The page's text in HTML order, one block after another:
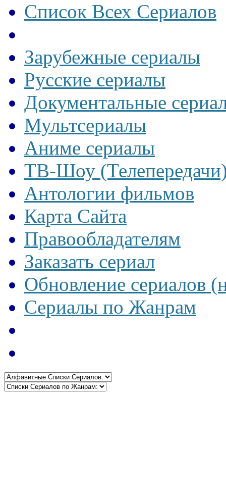
Список Всех Сериалов
Зарубежные сериалы
Русские сериалы
Документальные
Мультсериалы
Аниме сериалы
ТВ-Шоу
Антологии фильмов
Карта Сайта
Правообладателям
Заказать сериал
Обновление сериалов
Сериалы по Жанрам